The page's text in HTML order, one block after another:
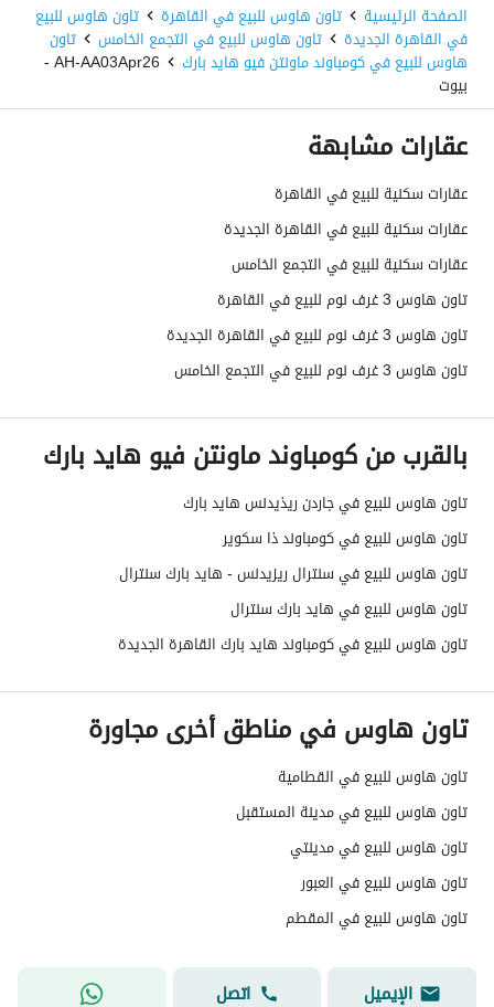
الصفحة الرئيسية تاون هاوس للبيع في القاهرة تاون هاوس للبيع
في القاهرة الجديدة تاون هاوس للبيع في التجمع الخامس تاون
هاوس للبيع في كومباوند ماونتن فيو هايد بارك AH-AA03Apr26 -
بيوت
عقارات مشابهة
عقارات سكنية للبيع في القاهرة
عقارات سكنية للبيع في القاهرة الجديدة
عقارات سكنية للبيع في التجمع الخامس
تاون هاوس 3 غرف نوم للبيع في القاهرة
تاون هاوس 3 غرف نوم للبيع في القاهرة الجديدة
تاون هاوس 3 غرف نوم للبيع في التجمع الخامس
بالقرب من كومباوند ماونتن فيو هايد بارك
تاون هاوس للبيع في جاردن ريذيدنس هايد بارك
تاون هاوس للبيع في كومباوند ذا سكوير
تاون هاوس للبيع في سنترال ريزيدنس - هايد بارك سنترال
تاون هاوس للبيع في هايد بارك سنترال
تاون هاوس للبيع في كومباوند هايد بارك القاهرة الجديدة
تاون هاوس في مناطق أخرى مجاورة
تاون هاوس للبيع في القطامية
تاون هاوس للبيع في مدينة المستقبل
تاون هاوس للبيع في مدينتي
تاون هاوس للبيع في العبور
تاون هاوس للبيع في المقطم
الإيميل اتصل